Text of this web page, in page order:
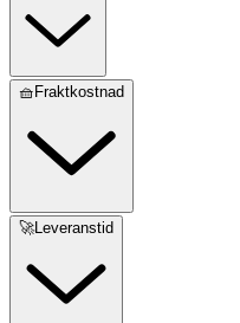
🧺Fraktkostnad
🚀Leveranstid